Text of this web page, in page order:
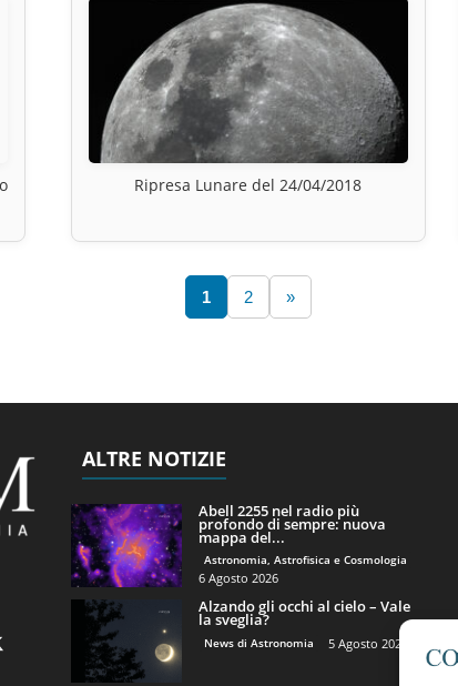
Ripresa Lunare del 24/04/2018
1 2 »
ALTRE NOTIZIE
Abell 2255 nel radio più
profondo di sempre: nuova
mappa del...
Astronomia, Astrofisica e Cosmologia
6 Agosto 2026
Alzando gli occhi al cielo – Vale
la sveglia?
News di Astronomia 5 Agosto 2026